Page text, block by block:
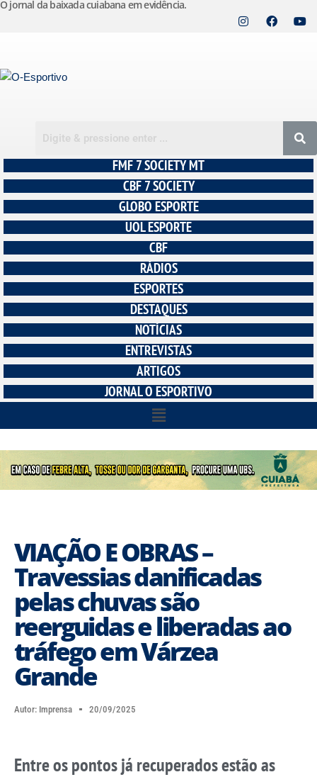
o
O jornal da baixada cuiabana em evidência.
FMF 7 SOCIETY MT
CBF 7 SOCIETY
GLOBO ESPORTE
UOL ESPORTE
CBF
RÁDIOS
ESPORTES
DESTAQUES
NOTÍCIAS
ENTREVISTAS
ARTIGOS
JORNAL O ESPORTIVO
VIAÇÃO E OBRAS –
Travessias danificadas
pelas chuvas são
reerguidas e liberadas ao
tráfego em Várzea
Grande
Autor: Imprensa 20/09/2025
Entre os pontos já recuperados estão as